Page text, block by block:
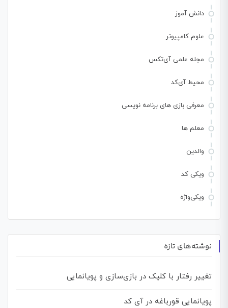
دانش آموز
علوم کامپیوتر
مجله علمی آی‌تکس
محیط آی‌کد
معرفی بازی های برنامه نویسی
معلم ها
والدین
ویکی کد
ویکی‌واژه
نوشته‌های تازه
تغییر رفتار با کلیک در بازی‌سازی و پویانمایی
پویانمایی قورباغه در آی کد